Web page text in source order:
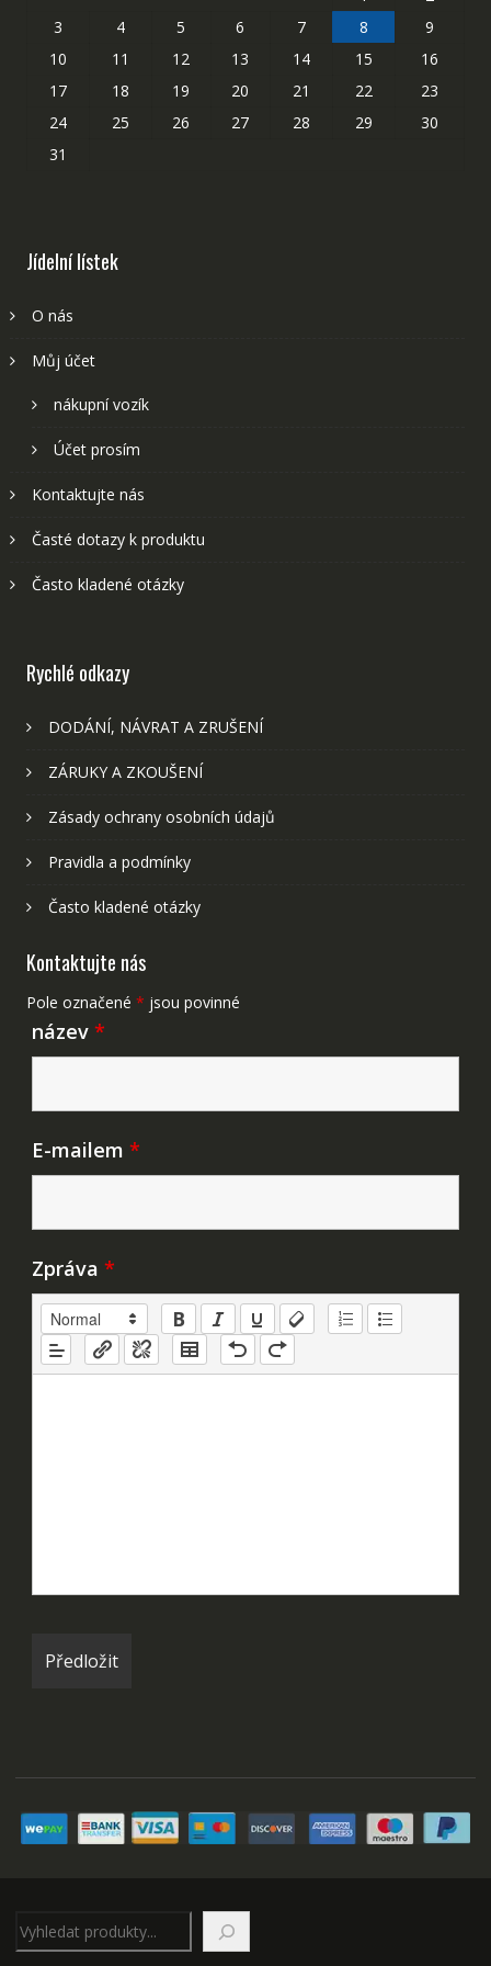
3
4 5 6 7 8
9
10
11 12 13 14 15
16
17
18 19 20 21 22
23
24
25 26 27 28 29
30
31
Jídelní lístek
O nás
Můj účet
nákupní vozík
Účet prosím
Kontaktujte nás
Časté dotazy k produktu
Často kladené otázky
Rychlé odkazy
DODÁNÍ, NÁVRAT A ZRUŠENÍ
ZÁRUKY A ZKOUŠENÍ
Zásady ochrany osobních údajů
Pravidla a podmínky
Často kladené otázky
Kontaktujte nás
Pole označené * jsou povinné
název *
E-mailem *
Zpráva *